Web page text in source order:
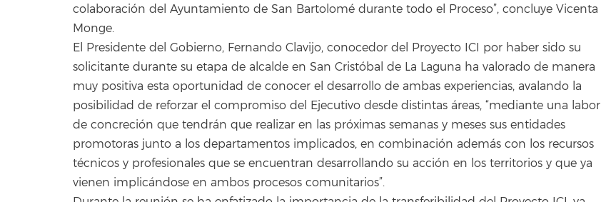
colaboración del Ayuntamiento de San Bartolomé durante todo el Proceso”, concluye Vicenta
Monge.
El Presidente del Gobierno, Fernando Clavijo, conocedor del Proyecto ICI por haber sido su
solicitante durante su etapa de alcalde en San Cristóbal de La Laguna ha valorado de manera
muy positiva esta oportunidad de conocer el desarrollo de ambas experiencias, avalando la
posibilidad de reforzar el compromiso del Ejecutivo desde distintas áreas, “mediante una labor
de concreción que tendrán que realizar en las próximas semanas y meses sus entidades
promotoras junto a los departamentos implicados, en combinación además con los recursos
técnicos y profesionales que se encuentran desarrollando su acción en los territorios y que ya
vienen implicándose en ambos procesos comunitarios”.